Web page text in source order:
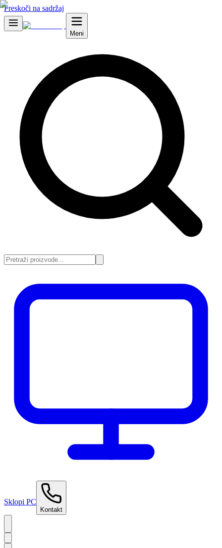
Preskoči na sadržaj
Meni
Sklopi PC
Kontakt